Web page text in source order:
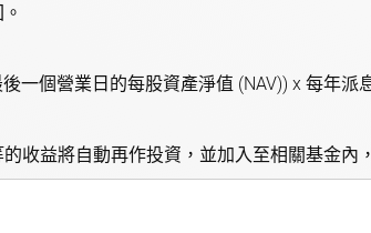
個營業日的每股資產淨值 (NAV)) x 每年派
收益將自動再作投資，並加入至相關基金內